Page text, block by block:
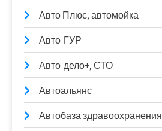
Авто Плюс, автомойка
Авто-ГУР
Авто-дело+, СТО
Автоальянс
Автобаза здравоохранения